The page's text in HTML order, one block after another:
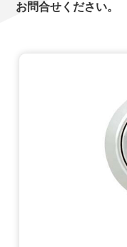
お問合せください。